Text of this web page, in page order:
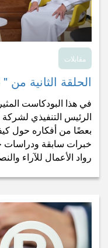
مقابلات
الحلقة الثانية
في هذا البودكاست
الرئيس التنفيذي
بعضًا من أفكاره حول
خبرات سابقة ودراسات
رواد الأعمال للآراء